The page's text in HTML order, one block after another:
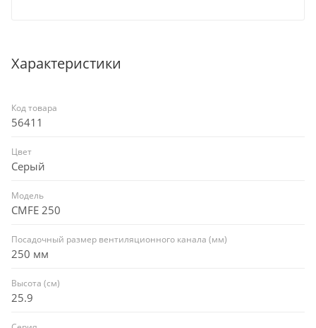
Характеристики
Код товара
56411
Цвет
Серый
Модель
CMFE 250
Посадочный размер вентиляционного канала (мм)
250 мм
Высота (см)
25.9